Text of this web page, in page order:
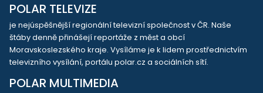
POLAR TELEVIZE
je nejúspěšnější regionální televizní společnost v ČR. Naše
štáby denně přinášejí reportáže z měst a obcí
Moravskoslezského kraje. Vysíláme je k lidem prostřednictvím
televizního vysílání, portálu polar.cz a sociálních sítí.
POLAR MULTIMEDIA